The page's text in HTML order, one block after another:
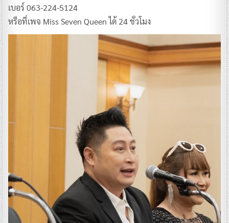
เบอร์ 063-224-5124
หรือที่เพจ Miss Seven Queen ได้ 24 ชั่วโมง